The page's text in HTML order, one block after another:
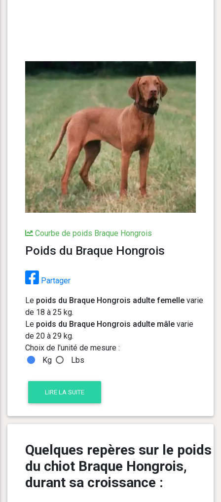
Courbe de poids Braque Hongrois
Poids du Braque Hongrois
Partager
Le poids du Braque Hongrois adulte femelle varie
de 18 à 25 kg.
Le poids du Braque Hongrois adulte mâle varie
de 20 à 29 kg.
Choix de l'unité de mesure :
Kg
Lbs
LIRE LA SUITE
Quelques repères sur le poids
du chiot Braque Hongrois,
durant sa croissance :